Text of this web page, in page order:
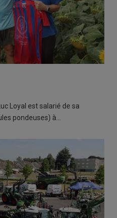
Loyal est salarié de sa
pondeuses) à…